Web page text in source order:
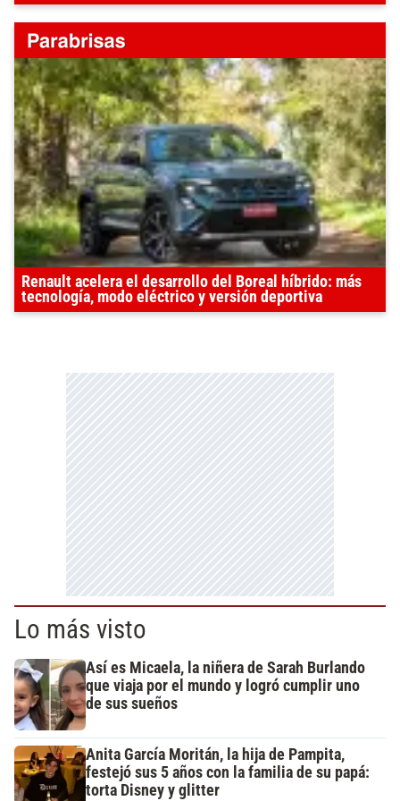
Renault acelera el desarrollo del Boreal híbrido: más
tecnología, modo eléctrico y versión deportiva
Lo más visto
Así es Micaela, la niñera de Sarah Burlando
que viaja por el mundo y logró cumplir uno
de sus sueños
Anita García Moritán, la hija de Pampita,
festejó sus 5 años con la familia de su papá:
torta Disney y glitter